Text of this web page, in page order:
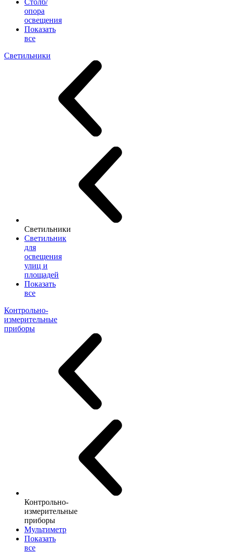
Столб/
опора
освещения
Показать
все
Светильники
Светильники
Светильник
для
освещения
улиц и
площадей
Показать
все
Контрольно-
измерительные
приборы
Контрольно-
измерительные
приборы
Мультиметр
Показать
все